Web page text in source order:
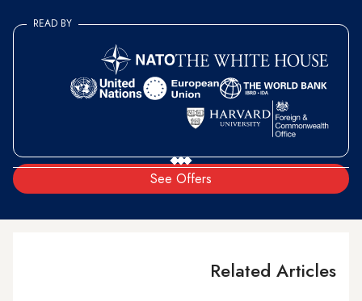
See Offers
READ BY
Related Articles